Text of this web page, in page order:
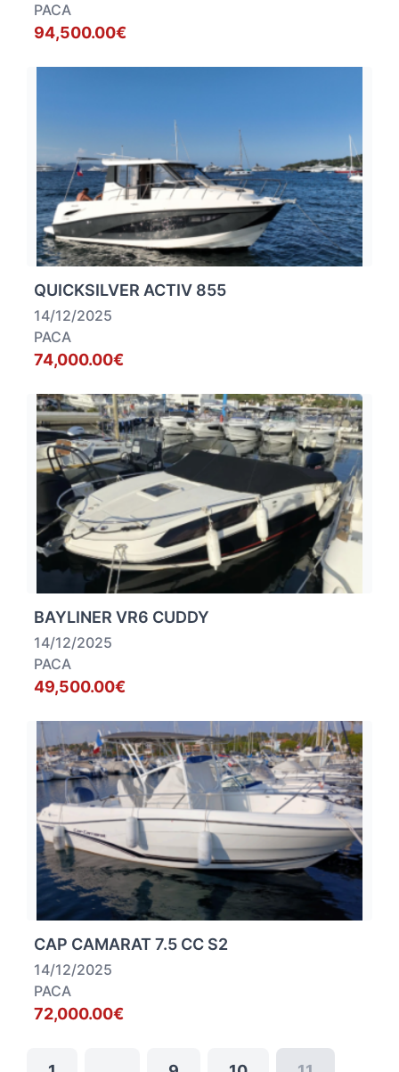
PACA
94,500.00€
QUICKSILVER ACTIV 855
14/12/2025
PACA
74,000.00€
BAYLINER VR6 CUDDY
14/12/2025
PACA
49,500.00€
CAP CAMARAT 7.5 CC S2
14/12/2025
PACA
72,000.00€